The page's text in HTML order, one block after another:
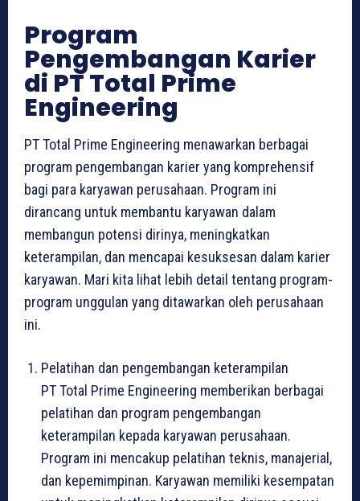
Program
Pengembangan Karier
di PT Total Prime
Engineering
PT Total Prime Engineering menawarkan berbagai
program pengembangan karier yang komprehensif
bagi para karyawan perusahaan. Program ini
dirancang untuk membantu karyawan dalam
membangun potensi dirinya, meningkatkan
keterampilan, dan mencapai kesuksesan dalam karier
karyawan. Mari kita lihat lebih detail tentang program-
program unggulan yang ditawarkan oleh perusahaan
ini.
Pelatihan dan pengembangan keterampilan
PT Total Prime Engineering memberikan berbagai
pelatihan dan program pengembangan
keterampilan kepada karyawan perusahaan.
Program ini mencakup pelatihan teknis, manajerial,
dan kepemimpinan. Karyawan memiliki kesempatan